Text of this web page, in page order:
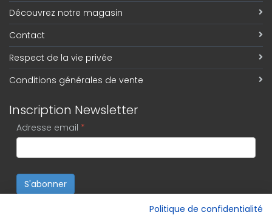
Découvrez notre magasin
Contact
Respect de la vie privée
Conditions générales de vente
Inscription Newsletter
Adresse email *
S'abonner
Politique de confidentialité